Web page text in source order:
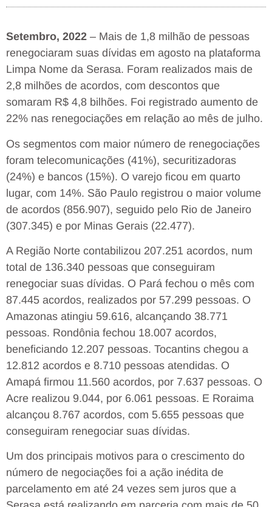
Setembro, 2022 – Mais de 1,8 milhão de pessoas
renegociaram suas dívidas em agosto na plataforma
Limpa Nome da Serasa. Foram realizados mais de
2,8 milhões de acordos, com descontos que
somaram R$ 4,8 bilhões. Foi registrado aumento de
22% nas renegociações em relação ao mês de julho.
Os segmentos com maior número de renegociações
foram telecomunicações (41%), securitizadoras
(24%) e bancos (15%). O varejo ficou em quarto
lugar, com 14%. São Paulo registrou o maior volume
de acordos (856.907), seguido pelo Rio de Janeiro
(307.345) e por Minas Gerais (22.477).
A Região Norte contabilizou 207.251 acordos, num
total de 136.340 pessoas que conseguiram
renegociar suas dívidas. O Pará fechou o mês com
87.445 acordos, realizados por 57.299 pessoas. O
Amazonas atingiu 59.616, alcançando 38.771
pessoas. Rondônia fechou 18.007 acordos,
beneficiando 12.207 pessoas. Tocantins chegou a
12.812 acordos e 8.710 pessoas atendidas. O
Amapá firmou 11.560 acordos, por 7.637 pessoas. O
Acre realizou 9.044, por 6.061 pessoas. E Roraima
alcançou 8.767 acordos, com 5.655 pessoas que
conseguiram renegociar suas dívidas.
Um dos principais motivos para o crescimento do
número de negociações foi a ação inédita de
parcelamento em até 24 vezes sem juros que a